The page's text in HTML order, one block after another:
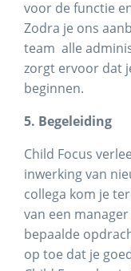
voor de functie
Zodra je ons
team alle
zorgt ervoor dat
beginnen.
5. Begeleiding
Child Focus
inwerking van
collega kom je
van een
bepaalde
op toe dat je